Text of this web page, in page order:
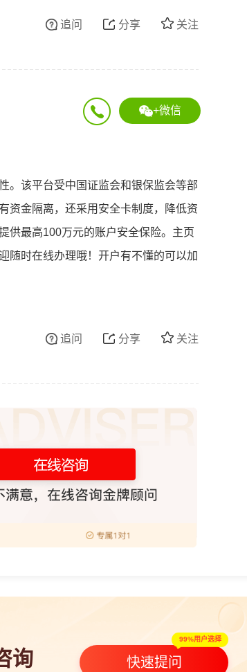
关注
分享
追问
+微信
。该平台受中国证监会和银保监会等部
资金隔离，还采用安全卡制度，降低资
供最高100万元的账户安全保险。主页
随时在线办理哦！开户有不懂的可以加
关注
分享
追问
询
99%用户选择
快速提问